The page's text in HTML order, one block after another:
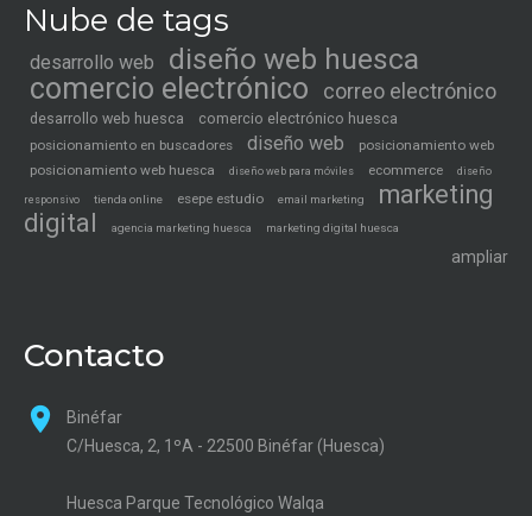
Nube de tags
desarrollo web
diseño web huesca
comercio electrónico
correo electrónico
desarrollo web huesca comercio electrónico huesca
posicionamiento en buscadores diseño web
posicionamiento web
posicionamiento web huesca
diseño web para móviles ecommerce diseño
responsivo tienda online esepe estudio email marketing
marketing
digital
agencia marketing huesca marketing digital huesca
ampliar
Contacto
Binéfar
C/Huesca, 2, 1ºA - 22500 Binéfar (Huesca)
Huesca Parque Tecnológico Walqa